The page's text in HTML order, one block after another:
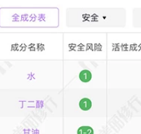
sinh viên nam và
nữ Mặt nạ dưỡng
ẩm cho nữ các loại
mặt nạ đất sét tốt
Facelive / Facesni
làm dịu, mờ thâm,
cấp nước và dưỡng